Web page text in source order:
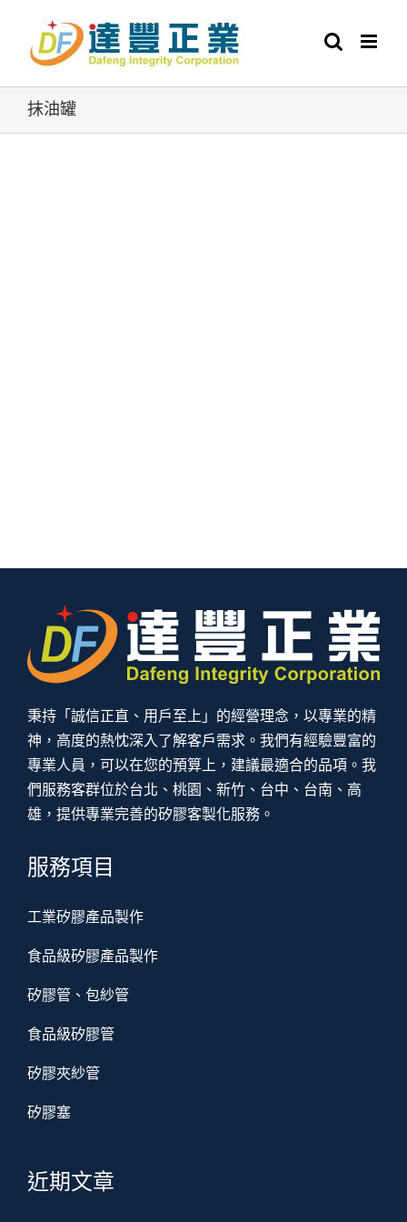
content
抹油罐
秉持「誠信正直、用戶至上」的經營理念，以專業的精
神，高度的熱忱深入了解客戶需求。我們有經驗豐富的
專業人員，可以在您的預算上，建議最適合的品項。我
們服務客群位於台北、桃園、新竹、台中、台南、高
雄，提供專業完善的矽膠客製化服務。
服務項目
工業矽膠產品製作
食品級矽膠產品製作
矽膠管、包紗管
食品級矽膠管
矽膠夾紗管
矽膠塞
近期文章